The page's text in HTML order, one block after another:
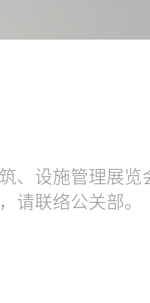
、设施管理展览
请联络公关部。